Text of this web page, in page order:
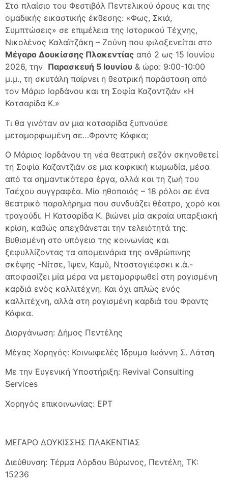
Στο πλαίσιο του Φεστιβάλ Πεντελικού όρους και της
ομαδικής εικαστικής έκθεσης: «Φως, Σκιά,
Συμπτώσεις» σε επιμέλεια της Ιστορικού Τέχνης,
Νικολένας Καλαϊτζάκη – Ζούνη που φιλοξενείται στο
Μέγαρο Δουκίσσης Πλακεντίας από 2 ως 15 Ιουνίου
2026, την Παρασκευή 5 Ιουνίου & ώρα: 9:00-10:00
μ.μ., τη σκυτάλη παίρνει η θεατρική παράσταση από
τον Μάριο Ιορδάνου και τη Σοφία Καζαντζιάν «Η
Κατσαρίδα Κ.»
Τι θα γινόταν αν μια κατσαρίδα ξυπνούσε
μεταμορφωμένη σε…Φραντς Κάφκα;
Ο Μάριος Ιορδάνου τη νέα θεατρική σεζόν σκηνοθετεί
τη Σοφία Καζαντζιάν σε μια καφκική κωμωδία, μέσα
από τα σημαντικότερα έργα, αλλά και τη ζωή του
Τσέχου συγγραφέα. Μία ηθοποιός – 18 ρόλοι σε ένα
θεατρικό παραλήρημα που συνδυάζει θέατρο, χορό και
τραγούδι. Η Κατσαρίδα Κ. βιώνει μία ακραία υπαρξιακή
κρίση, καθώς απεχθάνεται την τελειότητά της.
Βυθισμένη στο υπόγειο της κοινωνίας και
ξεφυλλίζοντας τα απομεινάρια της ανθρώπινης
σκέψης -Νίτσε, Ίψεν, Καμύ, Ντοστογιέφσκι κ.ά.-
αποφασίζει μία μέρα να μεταμορφωθεί στη ραγισμένη
καρδιά ενός καλλιτέχνη. Και όχι απλώς ενός
καλλιτέχνη, αλλά στη ραγισμένη καρδιά του Φραντς
Κάφκα.
Διοργάνωση: Δήμος Πεντέλης
Μέγας Χορηγός: Κοινωφελές Ίδρυμα Ιωάννη Σ. Λάτση
Με την Ευγενική Υποστήριξη: Revival Consulting
Services
Χορηγός επικοινωνίας: ΕΡΤ
ΜΕΓΑΡΟ ΔΟΥΚΙΣΣΗΣ ΠΛΑΚΕΝΤΙΑΣ
Διεύθυνση: Τέρμα Λόρδου Βύρωνος, Πεντέλη, ΤΚ:
15236